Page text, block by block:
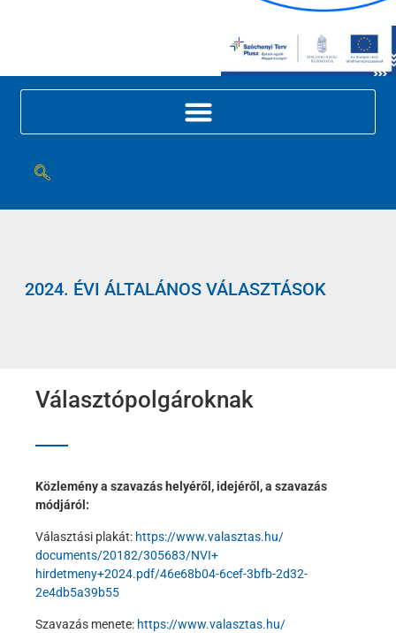
2024. ÉVI ÁLTALÁNOS VÁLASZTÁSOK
Választópolgároknak
Közlemény a szavazás helyéről, idejéről, a szavazás
módjáról:
Választási plakát: https://www.valasztas.hu/
documents/20182/305683/NVI+
hirdetmeny+2024.pdf/46e68b04-6cef-3bfb-2d32-
2e4db5a39b55
Szavazás menete: https://www.valasztas.hu/